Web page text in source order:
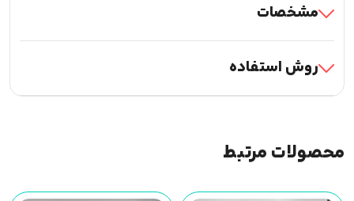
مشخصات
روش استفاده
محصولات مرتبط